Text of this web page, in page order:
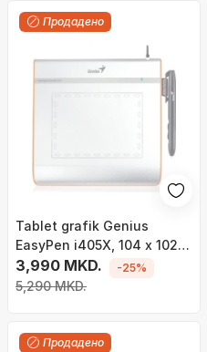
Продадено
Tablet grafik Genius
EasyPen i405X, 104 x 102
mm, 2540 LPI, i hirtë
3,990 MKD.
5,290 MKD.
-25%
Продадено